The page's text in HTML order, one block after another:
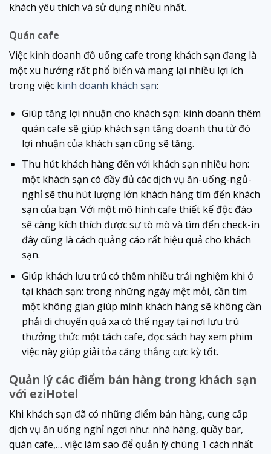
khách yêu thích và sử dụng nhiều nhất.
Quán cafe
Việc kinh doanh đồ uống cafe trong khách sạn đang là
một xu hướng rất phổ biến và mang lại nhiều lợi ích
trong việc kinh doanh khách sạn:
Giúp tăng lợi nhuận cho khách sạn: kinh doanh thêm
quán cafe sẽ giúp khách sạn tăng doanh thu từ đó
lợi nhuận của khách sạn cũng sẽ tăng.
Thu hút khách hàng đến với khách sạn nhiều hơn:
một khách sạn có đầy đủ các dịch vụ ăn-uống-ngủ-
nghỉ sẽ thu hút lượng lớn khách hàng tìm đến khách
sạn của bạn. Với một mô hình cafe thiết kế độc đáo
sẽ càng kích thích được sự tò mò và tìm đến check-in
đây cũng là cách quảng cáo rất hiệu quả cho khách
sạn.
Giúp khách lưu trú có thêm nhiều trải nghiệm khi ở
tại khách sạn: trong những ngày mệt mỏi, cần tìm
một không gian giúp mình khách hàng sẽ không cần
phải di chuyển quá xa có thể ngay tại nơi lưu trú
thưởng thức một tách cafe, đọc sách hay xem phim
việc này giúp giải tỏa căng thẳng cực kỳ tốt.
Quản lý các điểm bán hàng trong khách sạn
với eziHotel
Khi khách sạn đã có những điểm bán hàng, cung cấp
dịch vụ ăn uống nghỉ ngơi như: nhà hàng, quầy bar,
quán cafe,… việc làm sao để quản lý chúng 1 cách nhất